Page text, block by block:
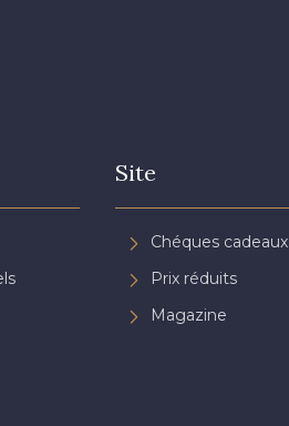
Site
Chéques cadeaux
Prix réduits
Magazine